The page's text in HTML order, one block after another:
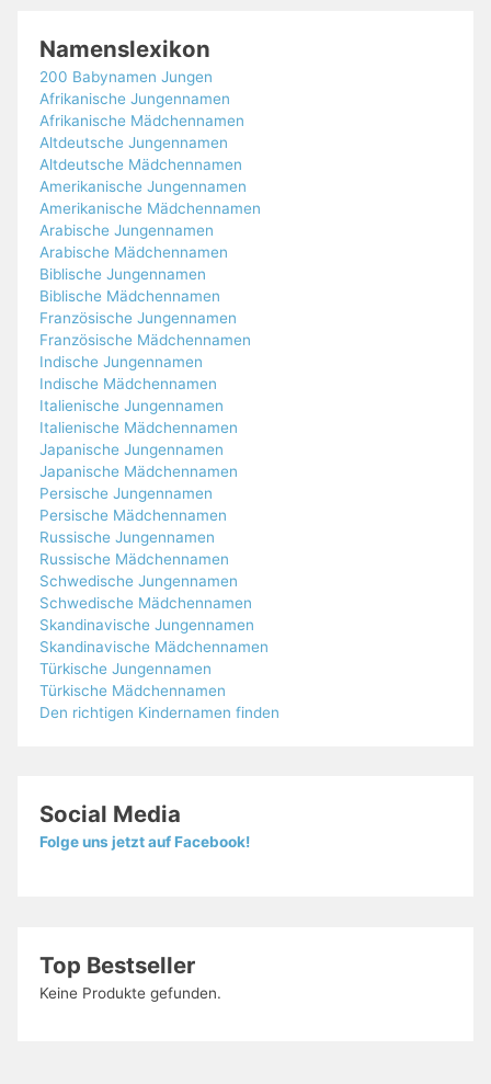
Namenslexikon
200 Babynamen Jungen
Afrikanische Jungennamen
Afrikanische Mädchennamen
Altdeutsche Jungennamen
Altdeutsche Mädchennamen
Amerikanische Jungennamen
Amerikanische Mädchennamen
Arabische Jungennamen
Arabische Mädchennamen
Biblische Jungennamen
Biblische Mädchennamen
Französische Jungennamen
Französische Mädchennamen
Indische Jungennamen
Indische Mädchennamen
Italienische Jungennamen
Italienische Mädchennamen
Japanische Jungennamen
Japanische Mädchennamen
Persische Jungennamen
Persische Mädchennamen
Russische Jungennamen
Russische Mädchennamen
Schwedische Jungennamen
Schwedische Mädchennamen
Skandinavische Jungennamen
Skandinavische Mädchennamen
Türkische Jungennamen
Türkische Mädchennamen
Den richtigen Kindernamen finden
Social Media
Folge uns jetzt auf Facebook!
Top Bestseller
Keine Produkte gefunden.